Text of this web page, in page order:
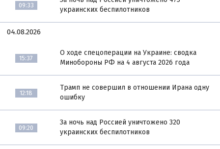
09:33
украинских беспилотников
04.08.2026
15:37
О ходе спецоперации на Украине: сводка
Минобороны РФ на 4 августа 2026 года
12:18
Трамп не совершил в отношении Ирана одну
ошибку
09:20
За ночь над Россией уничтожено 320
украинских беспилотников